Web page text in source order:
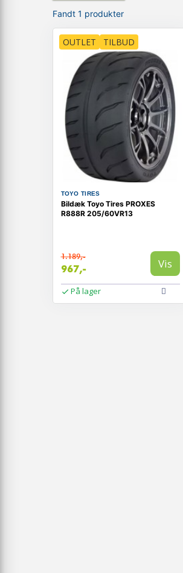
Fandt 1 produkter
OUTLET TILBUD
TOYO TIRES
Bildæk Toyo Tires PROXES
R888R 205/60VR13
1.189,-
967,- Vis
På lager